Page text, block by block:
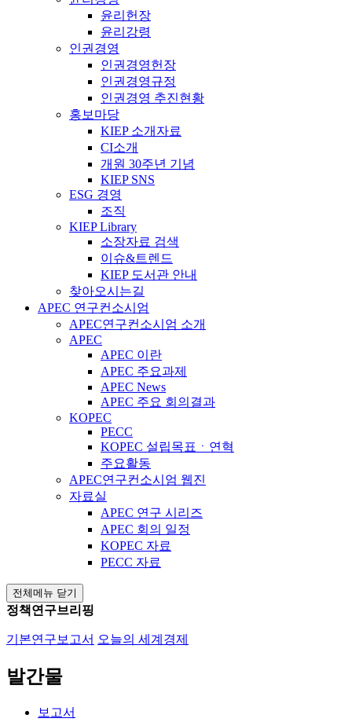
윤리헌장
윤리강령
인권경영
인권경영헌장
인권경영규정
인권경영 추진현황
홍보마당
KIEP 소개자료
CI소개
개원 30주년 기념
KIEP SNS
ESG 경영
조직
KIEP Library
소장자료 검색
이슈&트렌드
KIEP 도서관 안내
찾아오시는길
APEC 연구컨소시엄
APEC연구컨소시엄 소개
APEC
APEC 이란
APEC 주요과제
APEC News
APEC 주요 회의결과
KOPEC
PECC
KOPEC 설립목표ㆍ연혁
주요활동
APEC연구컨소시엄 웹진
자료실
APEC 연구 시리즈
APEC 회의 일정
KOPEC 자료
PECC 자료
전체메뉴 닫기
정책연구브리핑
기본연구보고서 오늘의 세계경제
발간물
보고서